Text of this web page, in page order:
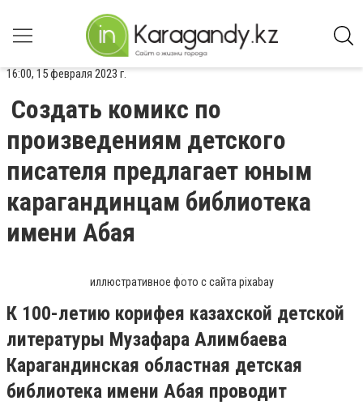
16:00, 15 февраля 2023 г.
Создать комикс по
произведениям детского
писателя предлагает юным
карагандинцам библиотека
имени Абая
иллюстративное фото с сайта pixabay
К 100-летию корифея казахской детской
литературы Музафара Алимбаева
Карагандинская областная детская
библиотека имени Абая проводит